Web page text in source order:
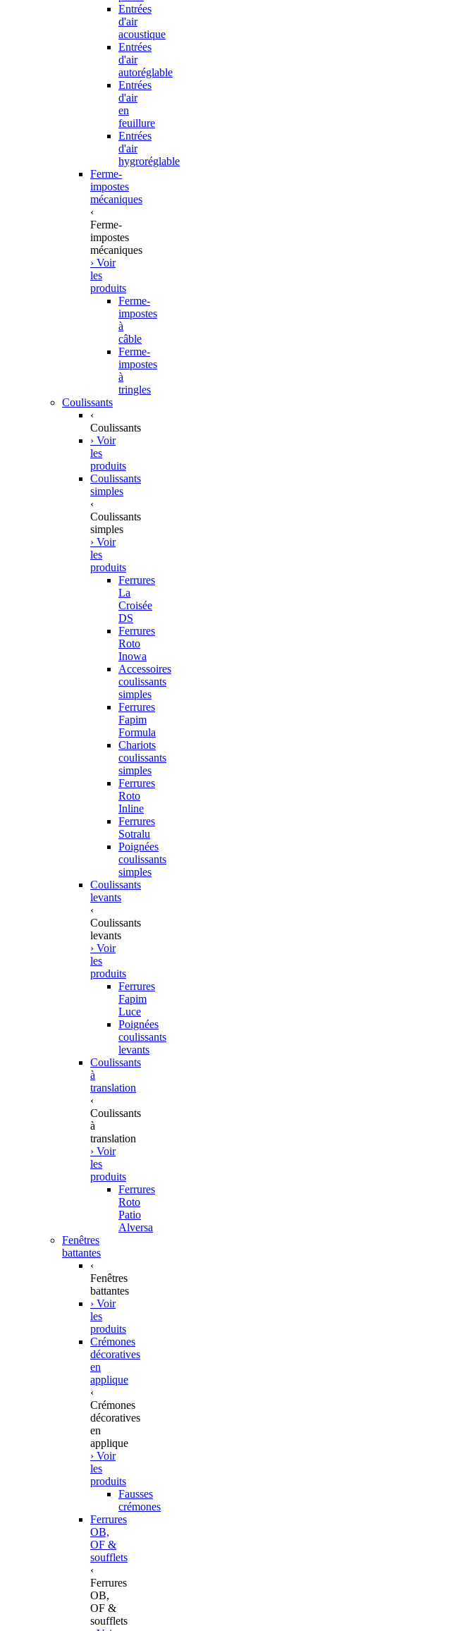
Entrées
d'air
acoustique
Entrées
d'air
autoréglable
Entrées
d'air
en
feuillure
Entrées
d'air
hygroréglable
Ferme-
impostes
mécaniques
‹
Ferme-
impostes
mécaniques
› Voir
les
produits
Ferme-
impostes
à
câble
Ferme-
impostes
à
tringles
Coulissants
‹
Coulissants
› Voir
les
produits
Coulissants
simples
‹
Coulissants
simples
› Voir
les
produits
Ferrures
La
Croisée
DS
Ferrures
Roto
Inowa
Accessoires
coulissants
simples
Ferrures
Fapim
Formula
Chariots
coulissants
simples
Ferrures
Roto
Inline
Ferrures
Sotralu
Poignées
coulissants
simples
Coulissants
levants
‹
Coulissants
levants
› Voir
les
produits
Ferrures
Fapim
Luce
Poignées
coulissants
levants
Coulissants
à
translation
‹
Coulissants
à
translation
› Voir
les
produits
Ferrures
Roto
Patio
Alversa
Fenêtres
battantes
‹
Fenêtres
battantes
› Voir
les
produits
Crémones
décoratives
en
applique
‹
Crémones
décoratives
en
applique
› Voir
les
produits
Fausses
crémones
Ferrures
OB,
OF &
soufflets
‹
Ferrures
OB,
OF &
soufflets